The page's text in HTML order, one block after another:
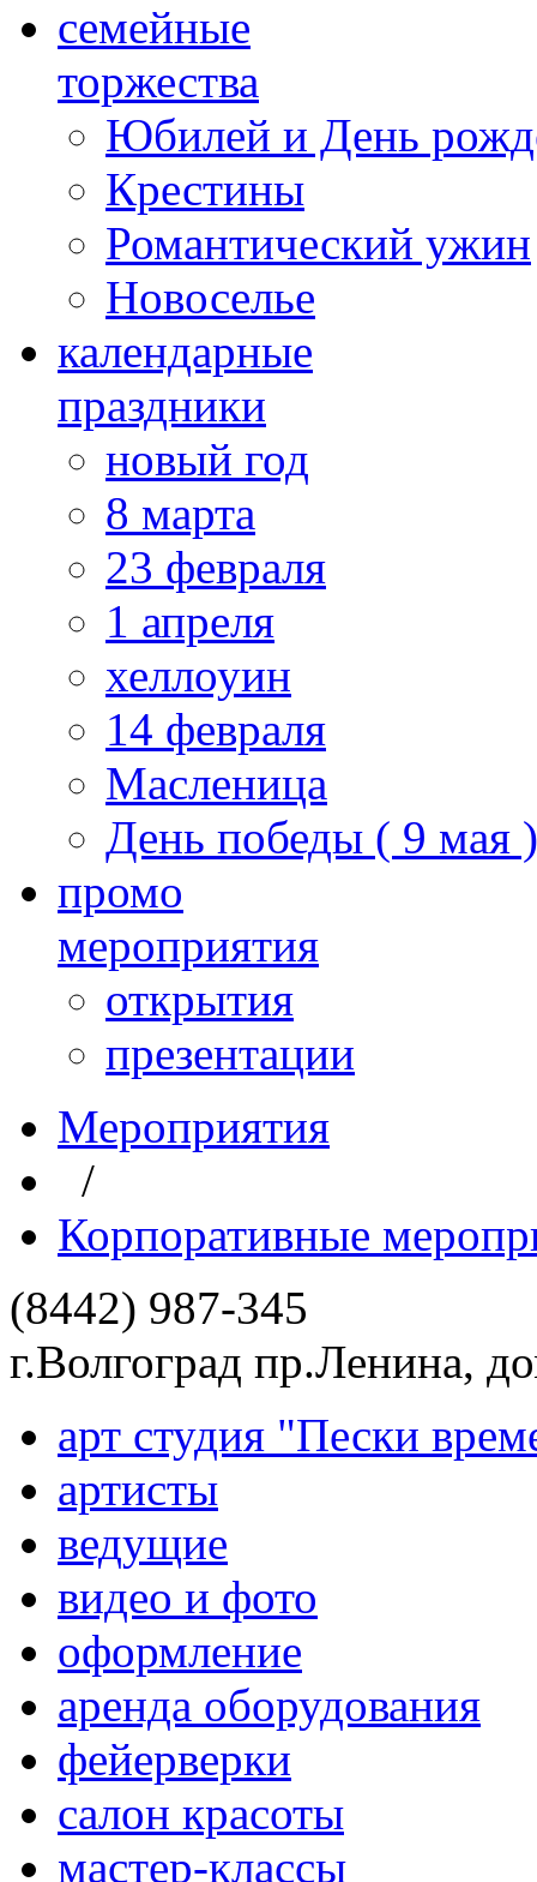
cемейные
торжества
Юбилей и День
Крестины
Романтический ужин
Новоселье
календарные
праздники
новый год
8 марта
23 февраля
1 апреля
хеллоуин
14 февраля
Масленица
День победы ( 9 мая )
промо
мероприятия
открытия
презентации
Мероприятия
/
Корпоративные
(8442) 987-345
г.Волгоград пр.Ленина,
арт студия "Пески
артисты
ведущие
видео и фото
оформление
аренда оборудования
фейерверки
салон красоты
мастер-классы